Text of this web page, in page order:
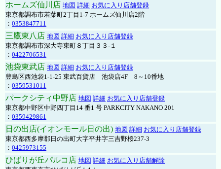
ホームズ仙川店 地図 詳細 お気に入り店舗登録
東京都調布市若葉町2丁目1-7 ホームズ仙川店2階
： 0353847711
三鷹東八店 地図 詳細 お気に入り店舗登録
東京都調布市深大寺東町８丁目３３-１
： 0422706531
池袋東武店 地図 詳細 お気に入り店舗登録
豊島区西池袋1-1-25 東武百貨店 池袋店4F 8～10番地
： 0359531011
パークシティ中野店 地図 詳細 お気に入り店舗登録
東京都中野区中野四丁目14 番1 号 PARKCITY NAKANO 201
： 0359429861
日の出店(イオンモール日の出) 地図 詳細 お気に入り店舗登録
東京都西多摩郡日の出町大字平井字三吉野桜237-3
： 0425973155
ひばりが丘パルコ店 地図 詳細 お気に入り店舗解除